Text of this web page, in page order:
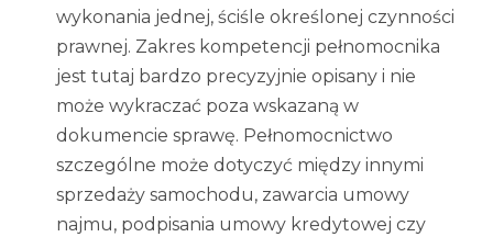
wykonania jednej, ściśle określonej czynności
prawnej. Zakres kompetencji pełnomocnika
jest tutaj bardzo precyzyjnie opisany i nie
może wykraczać poza wskazaną w
dokumencie sprawę. Pełnomocnictwo
szczególne może dotyczyć między innymi
sprzedaży samochodu, zawarcia umowy
najmu, podpisania umowy kredytowej czy